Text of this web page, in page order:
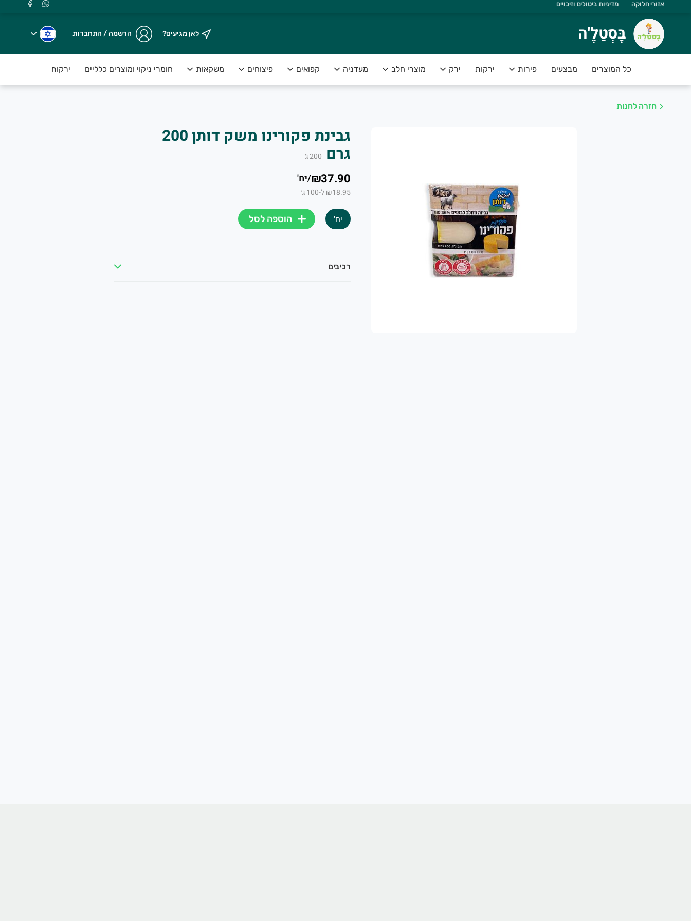
בָּסְטַלֶ'ה
חשוב שתדעו ש:
✅ הפירות והירקות בסטנדרט פרימיום
השירות של בָּסְטַלֶ'ה מספק פיתרון מושלם לקהל לקוחותינו אשר רוצה להנות מפירות וירקות טריים ומובחרים לצד שירות אדיב ומקצועי.
אזורי חלוקה מדיניות ביטולים וזיכויים
בָּסְטַלֶ'ה לאן מגיעים? הרשמה / התחברות
כל המוצרים מבצעים פירות ירקות ירק מוצרי חלב מעדניה קפואים פיצוחים משקאות חומרי ניקוי ומוצרים כלליים ירקות טריים ארוזים
חזרה לחנות
גבינת פקורינו משק דותן 200
גרם 200ג׳
₪37.90
/יח'
₪18.95 ל-100 ג׳
יח' הוספה לסל
רכיבים